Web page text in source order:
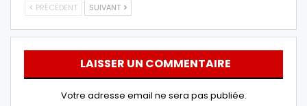
PRÉCÉDENT SUIVANT
LAISSER UN COMMENTAIRE
Votre adresse email ne sera pas publiée.